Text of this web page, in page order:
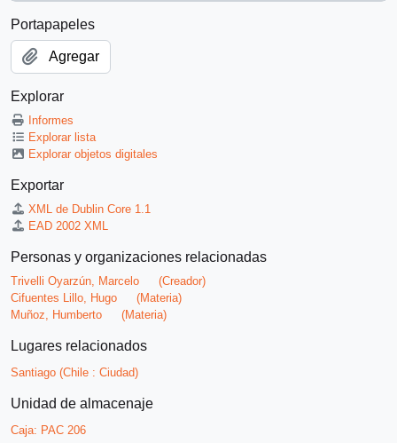
Portapapeles
Agregar
Explorar
Informes
Explorar lista
Explorar objetos digitales
Exportar
XML de Dublin Core 1.1
EAD 2002 XML
Personas y organizaciones relacionadas
Trivelli Oyarzún, Marcelo
(Creador)
Cifuentes Lillo, Hugo
(Materia)
Muñoz, Humberto
(Materia)
Lugares relacionados
Santiago (Chile : Ciudad)
Unidad de almacenaje
Caja: PAC 206